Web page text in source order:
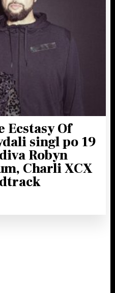
Ecstasy Of
singl po 19
Robyn
Charli XCX